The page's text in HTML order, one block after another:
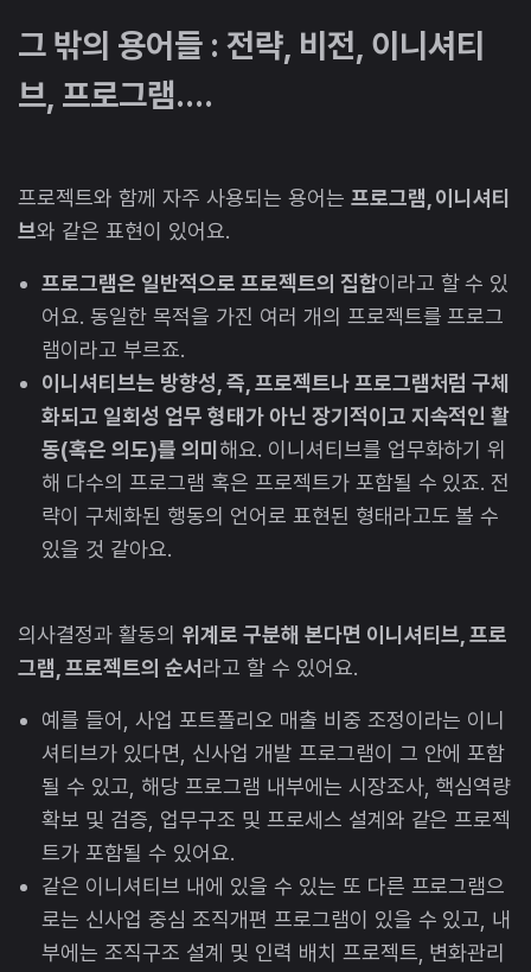
그 밖의 용어들 : 전략, 비전, 이니셔티
브, 프로그램....
프로젝트와 함께 자주 사용되는 용어는 프로그램, 이니셔티
브와 같은 표현이 있어요.
프로그램은 일반적으로 프로젝트의 집합이라고 할 수 있
어요. 동일한 목적을 가진 여러 개의 프로젝트를 프로그
램이라고 부르죠.
이니셔티브는 방향성, 즉, 프로젝트나 프로그램처럼 구체
화되고 일회성 업무 형태가 아닌 장기적이고 지속적인 활
동(혹은 의도)를 의미 해요. 이니셔티브를 업무화하기 위
해 다수의 프로그램 혹은 프로젝트가 포함될 수 있죠. 전
략이 구체화된 행동의 언어로 표현된 형태라고도 볼 수
있을 것 같아요.
의사결정과 활동의 위계로 구분해 본다면 이니셔티브, 프로
그램, 프로젝트의 순서 라고 할 수 있어요.
예를 들어, 사업 포트폴리오 매출 비중 조정이라는 이니
셔티브가 있다면, 신사업 개발 프로그램이 그 안에 포함
될 수 있고, 해당 프로그램 내부에는 시장조사, 핵심역량
확보 및 검증, 업무구조 및 프로세스 설계와 같은 프로젝
트가 포함될 수 있어요.
같은 이니셔티브 내에 있을 수 있는 또 다른 프로그램으
로는 신사업 중심 조직개편 프로그램이 있을 수 있고, 내
부에는 조직구조 설계 및 인력 배치 프로젝트, 변화관리